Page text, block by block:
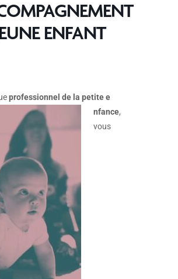
ENFANT
professionnel de la petite e
nfance,
vous